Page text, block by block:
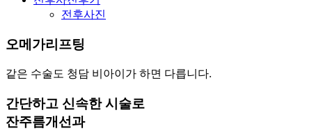
전후사진
오메가리프팅
같은 수술도 청담 비아이가 하면 다릅니다.
간단하고 신속한 시술로
잔주름개선과